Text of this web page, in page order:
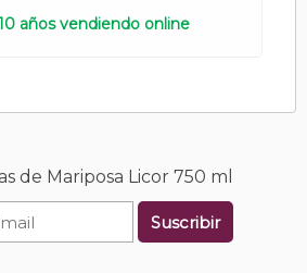
años vendiendo online
de Mariposa Licor 750 ml
Suscribir